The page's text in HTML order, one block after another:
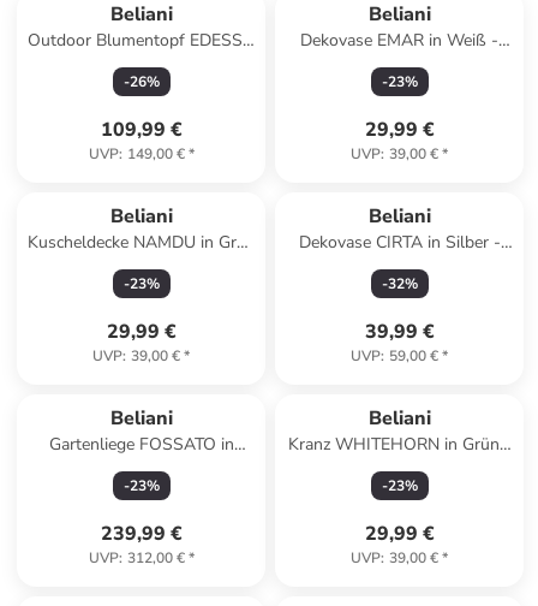
Beliani
Outdoor Blumentopf EDESSA
in Beige - (W) 70 x (H) 50 x
(L) 29 cm
-26%
109,99 €
UVP: 149,00 €*
Beliani
Dekovase EMAR in Weiß -
(W) 14 x (H) 31 x (L) 14 cm
-23%
29,99 €
UVP: 39,00 €*
Beliani
Kuscheldecke NAMDU in Grün
- (W) 125 x (H) 0.5 x (L) 150
cm
-23%
29,99 €
UVP: 39,00 €*
Beliani
Dekovase CIRTA in Silber -
(W) 14 x (H) 27 x (L) 14 cm
-32%
39,99 €
UVP: 59,00 €*
Beliani
Gartenliege FOSSATO in
Schwarz/Silber - (W) 64 x (H)
29 x (L) 198 cm
-23%
239,99 €
UVP: 312,00 €*
Beliani
Kranz WHITEHORN in Grün -
(W) 50 x (H) 10 x (L) 50 cm
-23%
29,99 €
UVP: 39,00 €*